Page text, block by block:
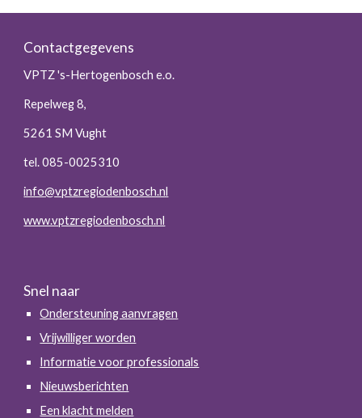
Contactgegevens
VPTZ 's-Hertogenbosch e.o.
Repelweg 8,
5261 SM Vught
tel. 085-0025310
info@vptzregiodenbosch.nl
www.vptzregiodenbosch.nl
Snel naar
Ondersteuning aanvragen
Vrijwilliger worden
Informatie voor professionals
Nieuwsberichten
Een klacht melden